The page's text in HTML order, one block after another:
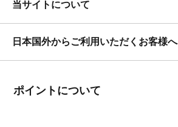
当サイトについて
日本国外からご利用いただくお客様へ
ポイントについて